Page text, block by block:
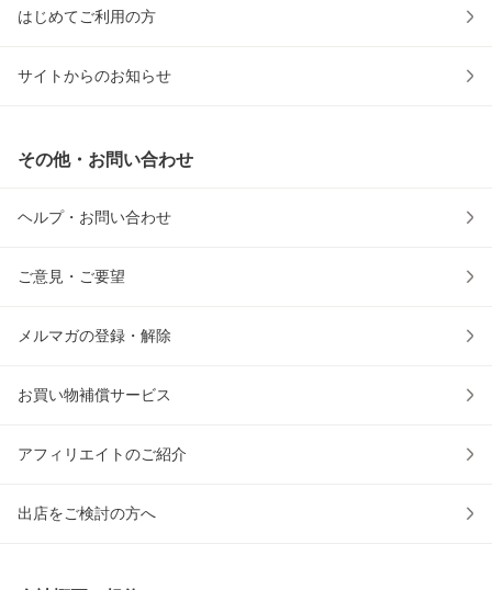
はじめてご利用の方
サイトからのお知らせ
その他・お問い合わせ
ヘルプ・お問い合わせ
ご意見・ご要望
メルマガの登録・解除
お買い物補償サービス
アフィリエイトのご紹介
出店をご検討の方へ